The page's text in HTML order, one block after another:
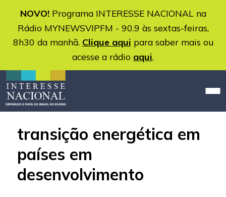
NOVO!Programa INTERESSE NACIONAL na
Rádio MYNEWSVIPFM - 90.9 às sextas-feiras,
8h30 da manhã. Clique aqui para saber mais ou
acesse a rádio aqui.
transição energética em
países em
desenvolvimento